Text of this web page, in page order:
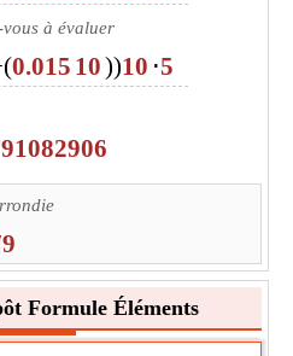
à évaluer
(0.015 10))10 ⋅5
Formule Éléments